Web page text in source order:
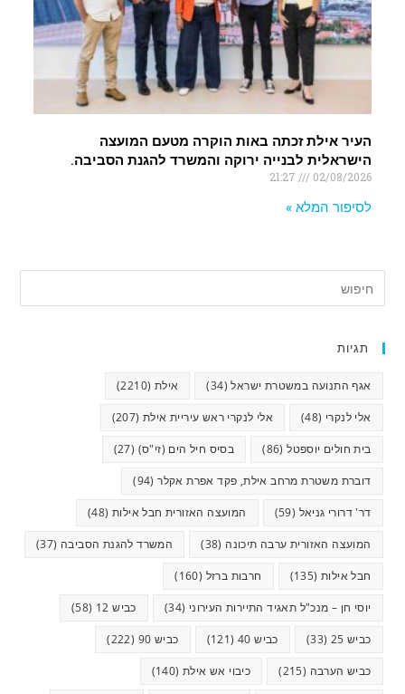
העיר אילת זכתה באות הוקרה מטעם המועצה
הישראלית לבנייה ירוקה והמשרד להגנת הסביבה.
02/08/2026
לסיפור המלא »
תגיות
אגף התנועה במשטרת ישראל(34) אילת (2210)
אלי לנקרי (48) אלי לנקרי ראש עיריית אילת (207)
בית חולים יוספטל(86) בסיס חיל הים (זי"ס) (27)
דוברת משטרת מרחב אילת, פקד אפרת אקלר(94)
דר' דרורי גניאל (59) המועצה האזורית חבל אילות (48)
המועצה האזורית ערבה תיכונה (38) המשרד להגנת הסביבה (37)
חבל אילות (135) חרבות ברזל (160)
יוסי חן – מנכ"ל תאגיד התיירות העירוני (34) כביש 12 (58)
כביש 25 (33) כביש 40 (121) כביש 90 (222)
כביש הערבה (215) כיבוי אש אילת (140)